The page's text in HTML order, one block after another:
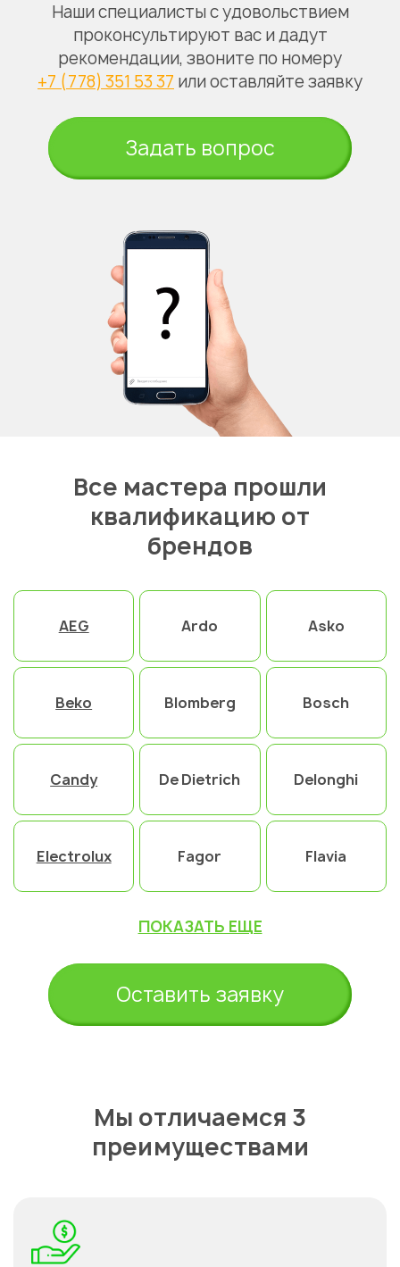
Наши специалисты с удовольствием
проконсультируют вас и дадут
рекомендации, звоните по номеру
+7 (778) 351 53 37 или оставляйте заявку
Задать вопрос
Все мастера прошли
квалификацию от
брендов
AEG Ardo Asko
Beko Blomberg Bosch
Candy De Dietrich Delonghi
Electrolux Fagor Flavia
ПОКАЗАТЬ ЕЩЕ
Оставить заявку
Мы отличаемся 3
преимуществами